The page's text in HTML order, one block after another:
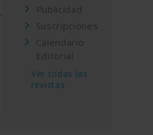
Publicidad
Suscripciones
Calendario
Editorial
Ver todas las
revistas